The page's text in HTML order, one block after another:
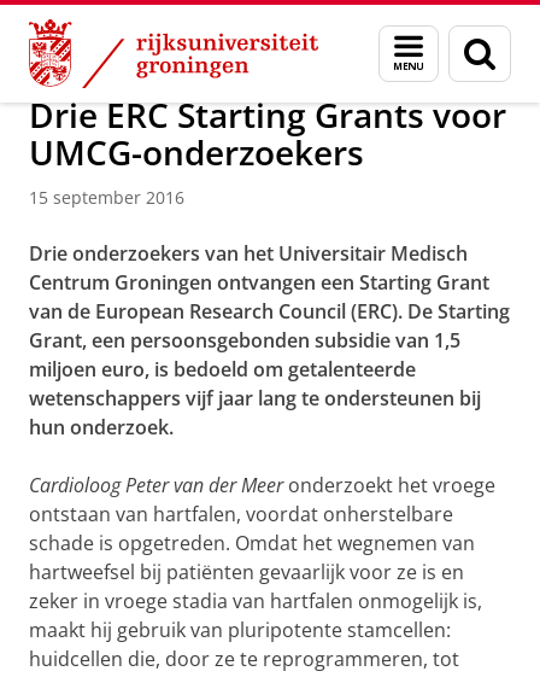
Skip
Content
Skip
Navigation
Menu
en
zoeken
Over ons Actueel Nieuws Nieuwsberichten
Drie ERC Starting Grants voor
UMCG-onderzoekers
15 september 2016
Drie onderzoekers van het Universitair Medisch
Centrum Groningen ontvangen een Starting Grant
van de European Research Council (ERC). De Starting
Grant, een persoonsgebonden subsidie van 1,5
miljoen euro, is bedoeld om getalenteerde
wetenschappers vijf jaar lang te ondersteunen bij
hun onderzoek.
Cardioloog Peter van der Meeronderzoekt het vroege
ontstaan van hartfalen, voordat onherstelbare
schade is opgetreden. Omdat het wegnemen van
hartweefsel bij patiënten gevaarlijk voor ze is en
zeker in vroege stadia van hartfalen onmogelijk is,
maakt hij gebruik van pluripotente stamcellen:
huidcellen die, door ze te reprogrammeren, tot